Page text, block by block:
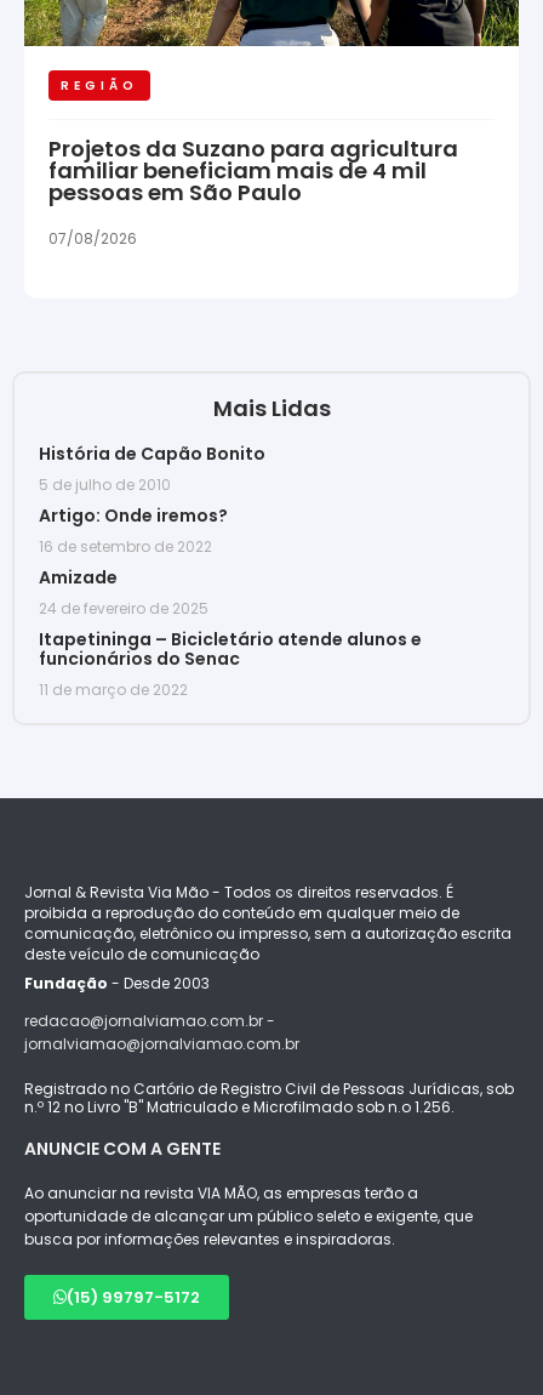
REGIÃO
Projetos da Suzano para agricultura
familiar beneficiam mais de 4 mil
pessoas em São Paulo
07/08/2026
Mais Lidas
História de Capão Bonito
5 de julho de 2010
Artigo: Onde iremos?
16 de setembro de 2022
Amizade
24 de fevereiro de 2025
Itapetininga – Bicicletário atende alunos e
funcionários do Senac
11 de março de 2022
Jornal & Revista Via Mão - Todos os direitos reservados. É
proibida a reprodução do conteúdo em qualquer meio de
comunicação, eletrônico ou impresso, sem a autorização escrita
deste veículo de comunicação
Fundação - Desde 2003
redacao@jornalviamao.com.br -
jornalviamao@jornalviamao.com.br
Registrado no Cartório de Registro Civil de Pessoas Jurídicas, sob
n.º 12 no Livro "B" Matriculado e Microfilmado sob n.o 1.256.
ANUNCIE COM A GENTE
Ao anunciar na revista VIA MÃO, as empresas terão a
oportunidade de alcançar um público seleto e exigente, que
busca por informações relevantes e inspiradoras.
(15) 99797-5172